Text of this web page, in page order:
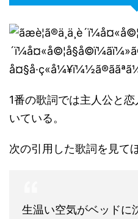
1番の歌詞では主人公と
いている。
次の引用した歌詞を見て
生温い空気がベッドに